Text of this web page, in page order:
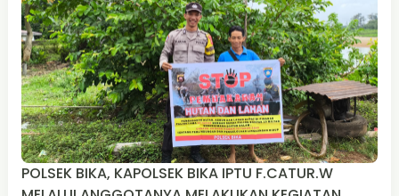
POLSEK BIKA, KAPOLSEK BIKA IPTU F.CATUR.W